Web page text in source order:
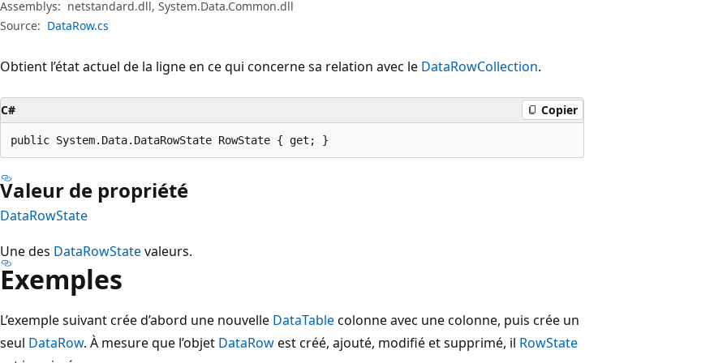
Assemblys: netstandard.dll, System.Data.Common.dll
Source: DataRow.cs
Obtient l’état actuel de la ligne en ce qui concerne sa relation avec le DataRowCollection.
C# Copier
public System.Data.DataRowState RowState { get; }
Valeur de propriété
DataRowState
Une des DataRowStatevaleurs.
Exemples
L’exemple suivant crée d’abord une nouvelle DataTablecolonne avec une colonne, puis crée un
seul DataRow. À mesure que l’objet DataRowest créé, ajouté, modifié et supprimé, il RowState